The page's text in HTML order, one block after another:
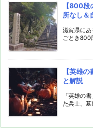
【800
所なし＆
滋賀県に
ごとき800
【英雄
と解説
「英雄の
た兵士、